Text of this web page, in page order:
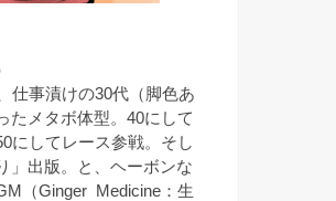
仕事漬けの30代（脚色あ
たメタボ体型。40にして
にしてレース参戦。そし
」出版。と、ヘーボンな
（Ginger Medicine：生